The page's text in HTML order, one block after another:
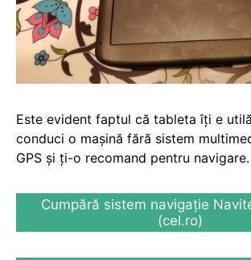
Este evident faptul că tableta îți e
conduci o mașină fără sistem
GPS și ți-o recomand pentru navigare.
Cumpără sistem navigație
(cel.ro)